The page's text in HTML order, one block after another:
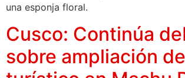
una esponja floral.
Cusco: Continúa
sobre ampliación